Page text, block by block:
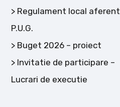
Regulament local aferent
P.U.G.
Buget 2026 – proiect
Invitatie de participare –
Lucrari de executie